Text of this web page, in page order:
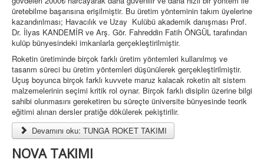
üretebilme başarısına erişilmiştir. Bu üretim yönteminin takım üyelerine
kazandırılması; Havacılık ve Uzay Kulübü akademik danışması Prof.
Dr. İlyas KANDEMİR ve Arş. Gör. Fahreddin Fatih ÖNGÜL tarafından
kulüp bünyesindeki imkanlarla gerçekleştirilmiştir.
Roketin üretiminde birçok farklı üretim yöntemleri kullanılmış ve
tasarım süreci bu üretim yöntemleri düşünülerek gerçekleştirilmiştir.
Uçuş boyunca birçok farklı kuvvete maruz kalacak roketin alt sistem
malzemelerinin seçimi kritik rol oynar. Birçok farklı disiplin üzerine bilgi
sahibi olunmasını gereketiren bu süreçte üniversite bünyesinde teorik
eğitimi alınan dersler pratiğe dökülerek pekiştirilir.
Devamını oku: TUNGA ROKET TAKIMI
NOVA TAKIMI